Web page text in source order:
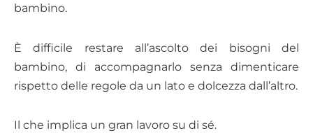
bambino.
È difficile restare all’ascolto dei bisogni del
bambino, di accompagnarlo senza dimenticare
rispetto delle regole da un lato e dolcezza dall’altro.
Il che implica un gran lavoro su di sé.